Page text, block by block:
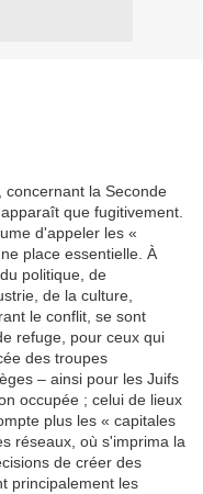
concernant la Seconde
que fugitivement.
d'appeler les «
place essentielle. À
politique, de
de la culture,
le conflit, se sont
refuge, pour ceux qui
des troupes
– ainsi pour les Juifs
occupée ; celui de lieux
plus les « capitales
réseaux, où s'imprima la
de créer des
principalement les